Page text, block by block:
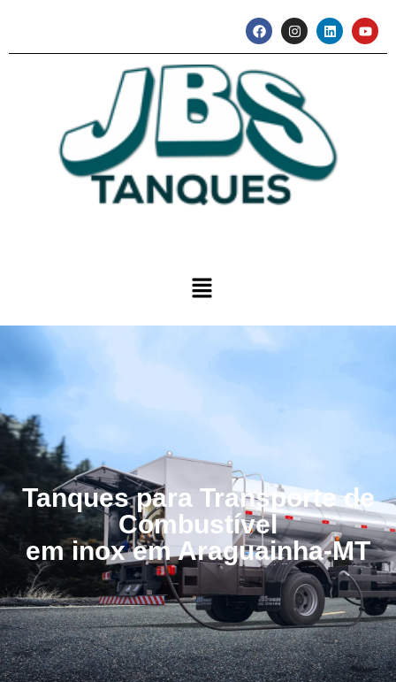
Tanques para Transporte de
Combustível
em inox em Araguainha-MT